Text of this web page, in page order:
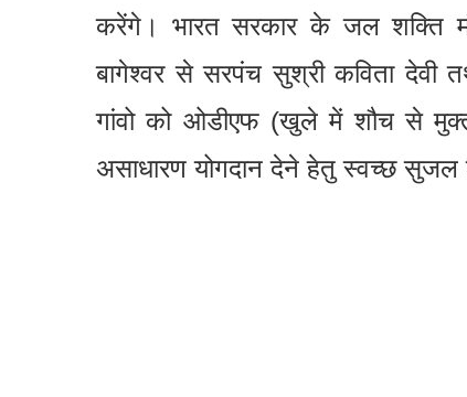
करेंगे। भारत सरकार के जल शक्ति
बागेश्वर से सरपंच सुश्री कविता देवी
गांवो को ओडीएफ (खुले में शौच से
असाधारण योगदान देने हेतु स्वच्छ सुजल